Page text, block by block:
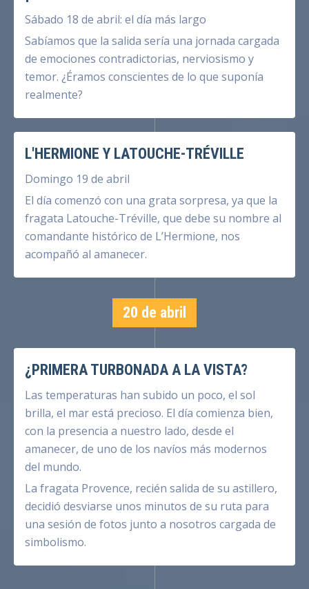
Sábado 18 de abril: el día más largo
Sabíamos que la salida sería una jornada cargada
de emociones contradictorias, nerviosismo y
temor. ¿Éramos conscientes de lo que suponía
realmente?
L'HERMIONE Y LATOUCHE-TRÉVILLE
Domingo 19 de abril
El día comenzó con una grata sorpresa, ya que la
fragata Latouche-Tréville, que debe su nombre al
comandante histórico de L’Hermione, nos
acompañó al amanecer.
20 de abril
¿PRIMERA TURBONADA A LA VISTA?
Las temperaturas han subido un poco, el sol
brilla, el mar está precioso. El día comienza bien,
con la presencia a nuestro lado, desde el
amanecer, de uno de los navíos más modernos
del mundo.
La fragata Provence, recién salida de su astillero,
decidió desviarse unos minutos de su ruta para
una sesión de fotos junto a nosotros cargada de
simbolismo.